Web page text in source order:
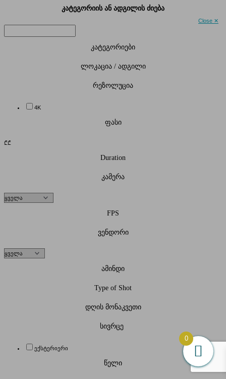
Close ✕
კატეგორიის ან ადგილის ძიება
კატეგორიები
ლოკაცია / ადგილი
რეზოლუცია
4K
ფასი
₾₾
Duration
კამერა
FPS
ვენდორი
ამინდი
Type of Shot
დღის მონაკვეთი
სივრცე
ექსტერიერი
წელი
0